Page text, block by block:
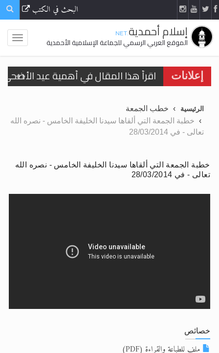
البحث في الكتب
إسلام أحمدية.NET
الموقع العربي الرسمي للجماعة الإسلامية الأحمدية
إعلانات
الحجّ.. دلالات، حِكم، وأهداف >> المزيد
تعميم هامّ لأفراد الجماعة >> المزيد
اقرأ هذا الكتاب وتعرّف على حقيقة
اقرأ هذا المقال في أهمية عيد
اقرأ هذا المقال في أهمية عيد
الرئيسية
خطب الجمعة
خطبة الجمعة التي ألقاها سيدنا الخليفة الخامس - نصره الله
تعالى - في 28/03/2014
خطبة الجمعة التي ألقاها سيدنا الخليفة الخامس - نصره الله
تعالى - في 28/03/2014
خصائص
ملف للطباعة والقراءة (PDF)